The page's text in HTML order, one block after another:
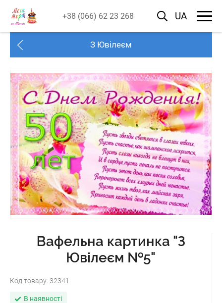
+38 (066) 62 23 268 UA
З Ювілеєм
Вафельна картинка "З
Ювілеєм №5"
Код товару: 32341
В наявності